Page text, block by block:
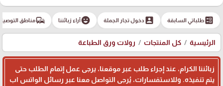
ballotطلباتي السابقة account_boxدخول تجار الجملة emoji_emotionsآراء زبائننا commuteمناطق
الرئيسية كل المنتجات رولات ورق الطباعة
زبائننا الكرام، عند إجراء طلب عبر موقعنا، يرجى عمل إتمام الطلب حتى
يتم تنفيذه. وللاستفسارات، يُرجى التواصل معنا عبر رسائل الواتس اب